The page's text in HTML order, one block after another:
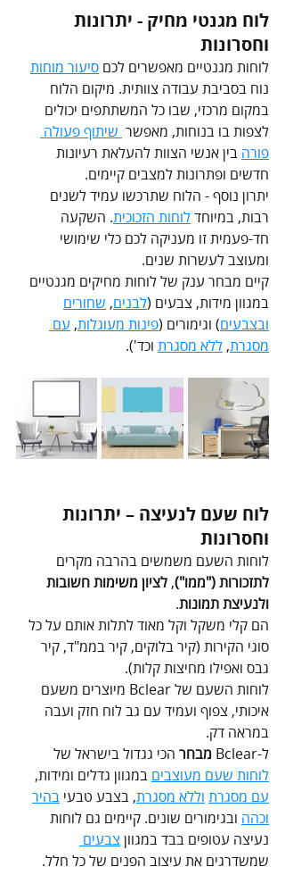
לוח מגנטי מחיק - יתרונות
וחסרונות
לוחות מגנטיים מאפשרים לכם סיעור מוחות
נוח בסביבת עבודה צוותית. מיקום הלוח
במקום מרכזי, שבו כל המשתתפים יכולים
לצפות בו בנוחות, מאפשר שיתוף פעולה
פורה בין אנשי הצוות להעלאת רעיונות
חדשים ופתרונות למצבים קיימים.
יתרון נוסף - הלוח שתרכשו עמיד לשנים
רבות, במיוחד לוחות הזכוכית. השקעה
חד-פעמית זו מעניקה לכם כלי שימושי
ומעוצב לעשרות שנים.
קיים מבחר ענק של לוחות מחיקים מגנטיים
במגוון מידות, צבעים (לבנים, שחורים
ובצבעים) וגימורים (פינות מעוגלות, עם
מסגרת, ללא מסגרת וכד').
לוח שעם לנעיצה – יתרונות
וחסרונות
לוחות השעם משמשים בהרבה מקרים
לתזכורות ("ממו"), לציון משימות חשובות
ולנעיצת תמונות.
הם קלי משקל וקל מאוד לתלות אותם על כל
סוגי הקירות (קיר בלוקים, קיר בממ"ד, קיר
גבס ואפילו מחיצות קלות).
לוחות השעם של Bclear מיוצרים משעם
איכותי, צפוף ועמיד עם גב לוח חזק ועבה
במראה דק.
ל-Bclear
מבחר הכי גגדול בישראל של
לוחות שעם מעוצבים במגוון גדלים ומידות,
עם מסגרת וללא מסגרת, בצבע טבעי בהיר
וכהה ובגימורים שונים. קיימים גם לוחות
נעיצה עטופים בבד במגוון צבעים
שמשדרגים את עיצוב הפנים של כל חלל.